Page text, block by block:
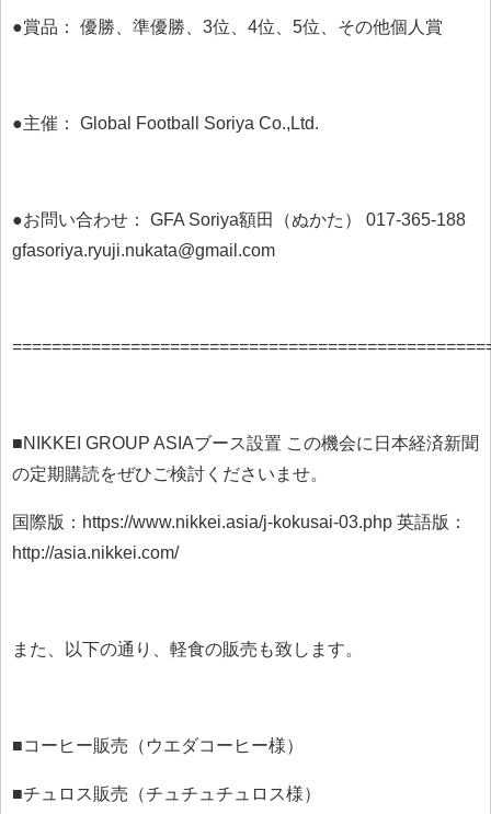
●賞品： 優勝、準優勝、3位、4位、5位、その他個人賞
●主催： Global Football Soriya Co.,Ltd.
●お問い合わせ： GFA Soriya額田（ぬかた） 017-365-188
gfasoriya.ryuji.nukata@gmail.com
■NIKKEI GROUP ASIAブース設置 この機会に日本経済新聞
の定期購読をぜひご検討くださいませ。
国際版：https://www.nikkei.asia/j-kokusai-03.php 英語版：
http://asia.nikkei.com/
また、以下の通り、軽食の販売も致します。
■コーヒー販売（ウエダコーヒー様）
■チュロス販売（チュチュチュロス様）